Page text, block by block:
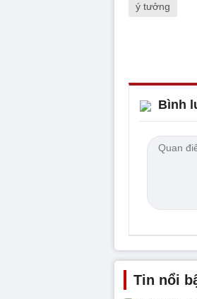
ý tưởng
Bình
Tin nổi